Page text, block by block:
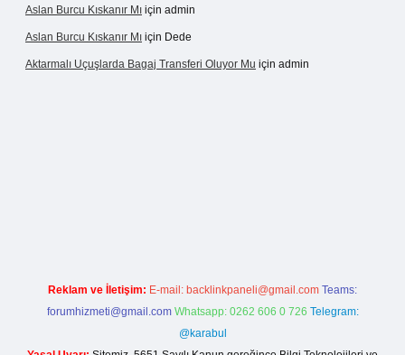
Aslan Burcu Kıskanır Mı için admin
Aslan Burcu Kıskanır Mı için Dede
Aktarmalı Uçuşlarda Bagaj Transferi Oluyor Mu için admin
Reklam ve İletişim: E-mail: backlinkpaneli@gmail.com Teams:
forumhizmeti@gmail.com Whatsapp: 0262 606 0 726 Telegram:
@karabul